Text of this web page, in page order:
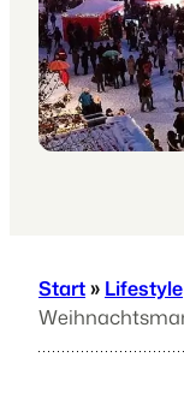
Start» Lifestyle